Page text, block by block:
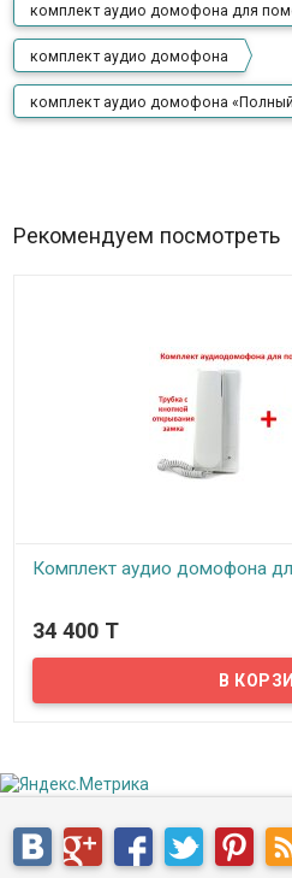
комплект аудио домофона для
комплект аудио домофона
комплект аудио домофона
Рекомендуем посмотреть
Комплект аудио домофона
помещений с возможностью
аудио связи с посетителем и
34 400 T